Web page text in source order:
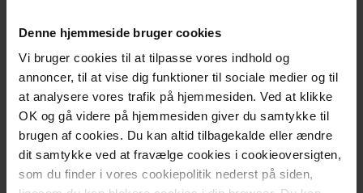
Denne hjemmeside bruger cookies
Vi bruger cookies til at tilpasse vores indhold og
annoncer, til at vise dig funktioner til sociale medier og til
at analysere vores trafik på hjemmesiden. Ved at klikke
OK og gå videre på hjemmesiden giver du samtykke til
brugen af cookies. Du kan altid tilbagekalde eller ændre
dit samtykke ved at fravælge cookies i cookieoversigten,
som du finder i vores cookiepolitik nederst på siden,
vores skatteretlige og EU-retlige kompetencer, til gavn for
vores kunder og samarbejdspartnere.
Kontakt
Thomas Rønfeldt